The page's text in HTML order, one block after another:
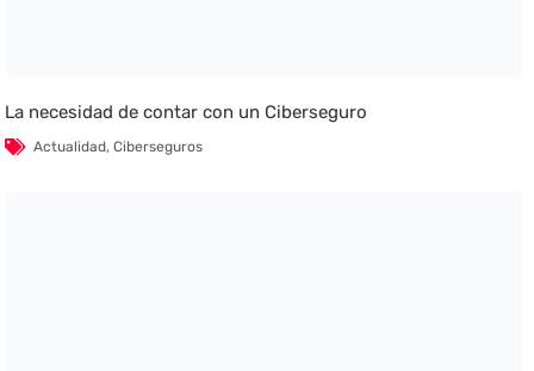
La necesidad de contar con un Ciberseguro
Actualidad,Ciberseguros